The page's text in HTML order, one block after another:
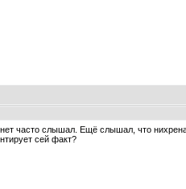
часто слышал. Ещё слышал, что
сей факт?